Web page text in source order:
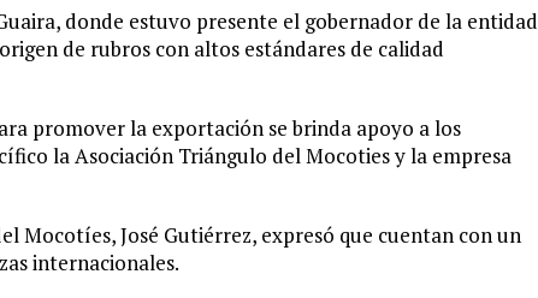
donde estuvo presente el gobernador de la entidad
de rubros con altos estándares de calidad
promover la exportación se brinda apoyo a los
la Asociación Triángulo del Mocoties y la empresa
Mocotíes, José Gutiérrez, expresó que cuentan con un
internacionales.